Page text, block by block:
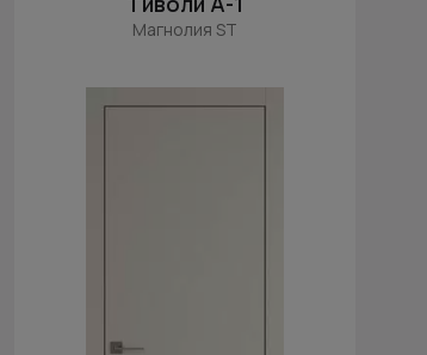
Cначала скидки
Магнолия ST